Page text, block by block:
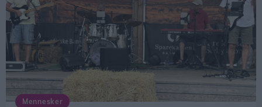
Mennesker